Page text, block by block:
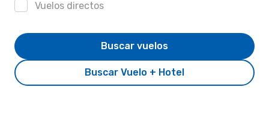
Vuelos directos
Buscar Vuelo + Hotel
Buscar vuelos